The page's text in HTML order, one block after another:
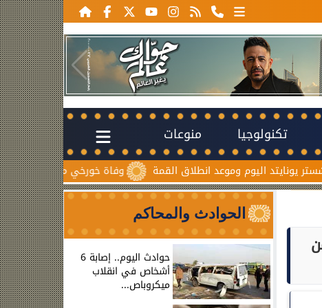
تكنولوجيا منوعات
وفاة خورخي ميسي والد نجم اليوم وموعد انطلاق القمة
الحوادث والمحاكم
حوادث اليوم.. إصابة 6
أشخاص في انقلاب
ميكروباص...